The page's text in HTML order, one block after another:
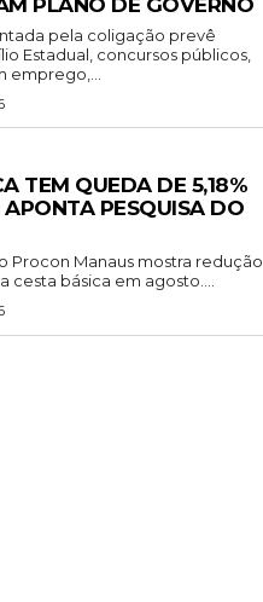
pela coligação prevê
Estadual, concursos públicos,
emprego,...
TEM QUEDA DE 5,18%
APONTA PESQUISA DO
Procon Manaus mostra redução
cesta básica em agosto....